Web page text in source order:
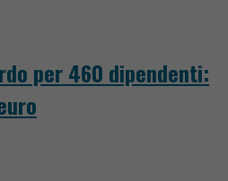
per 460 dipendenti: